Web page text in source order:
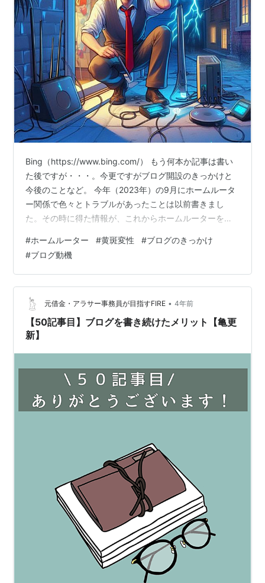
Bing（https://www.bing.com/） もう何本か記事は書い
た後ですが・・・。今更ですがブログ開設のきっかけと
今後のことなど。 今年（2023年）の9月にホームルータ
ー関係で色々とトラブルがあったことは以前書きまし
た。その時に得た情報が、これからホームルーターを契
のが、このブログを始めるきっかけでした。 せっかくブ
ログを開くのだから、他に書けそうな事はないかなと考
えてはいたんですが、ブログを開いた翌日がちょうど眼
の病院に行く日となり、最初の記事は眼の治療（黄斑変
性）の話となってしまいました。 その後、ようやくホー
ムルーター関係も…
#ホームルーター #黄斑変性 #ブログのきっかけ
#ブログ動機
元借金・アラサー事務員が目指すFIRE • 4年前
【50記事目】ブログを書き続けたメリット【亀更
新】